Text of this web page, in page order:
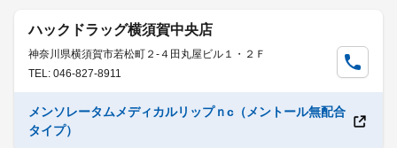
ハックドラッグ横須賀中央店
神奈川県横須賀市若松町２-４田丸屋ビル１・２Ｆ
TEL: 046-827-8911
メンソレータムメディカルリップｎc（メントール無配合
タイプ）